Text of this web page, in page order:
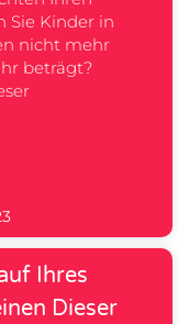
Sie Kinder in
nicht mehr
beträgt?
Ihres
Dieser